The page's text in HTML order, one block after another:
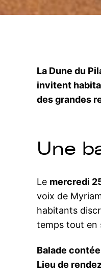
La Dune du
invitent
des grandes
Une
Le mercredi
voix de
habitants
temps tout en
Balade
Lieu de